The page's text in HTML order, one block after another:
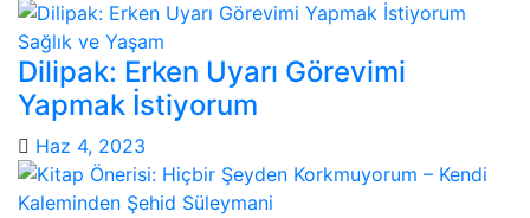
Sağlık ve Yaşam
Dilipak: Erken Uyarı Görevimi
Yapmak İstiyorum
Haz 4, 2023